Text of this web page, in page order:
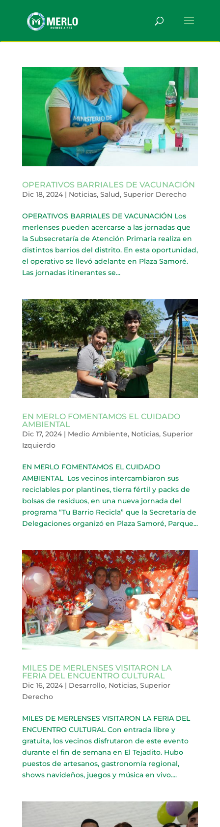
OPERATIVOS BARRIALES DE VACUNACIÓN
Dic 18, 2024| Noticias, Salud, Superior Derecho
OPERATIVOS BARRIALES DE VACUNACIÓN Los
merlenses pueden acercarse a las jornadas que
la Subsecretaría de Atención Primaria realiza en
distintos barrios del distrito. En esta oportunidad,
el operativo se llevó adelante en Plaza Samoré.
Las jornadas itinerantes se...
EN MERLO FOMENTAMOS EL CUIDADO
AMBIENTAL
Dic 17, 2024| Medio Ambiente, Noticias, Superior
Izquierdo
EN MERLO FOMENTAMOS EL CUIDADO
AMBIENTAL ​ Los vecinos intercambiaron sus
reciclables por plantines, tierra fértil y packs de
bolsas de residuos, en una nueva jornada del
programa “Tu Barrio Recicla” que la Secretaría de
Delegaciones organizó en Plaza Samoré, Parque...
MILES DE MERLENSES VISITARON LA
FERIA DEL ENCUENTRO CULTURAL
Dic 16, 2024| Desarrollo, Noticias, Superior
Derecho
MILES DE MERLENSES VISITARON LA FERIA DEL
ENCUENTRO CULTURAL Con entrada libre y
gratuita, los vecinos disfrutaron de este evento
durante el fin de semana en El Tejadito. Hubo
puestos de artesanos, gastronomía regional,
shows navideños, juegos y música en vivo....